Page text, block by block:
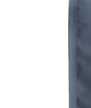
keyboard_arrow_right
ドリップバッグ